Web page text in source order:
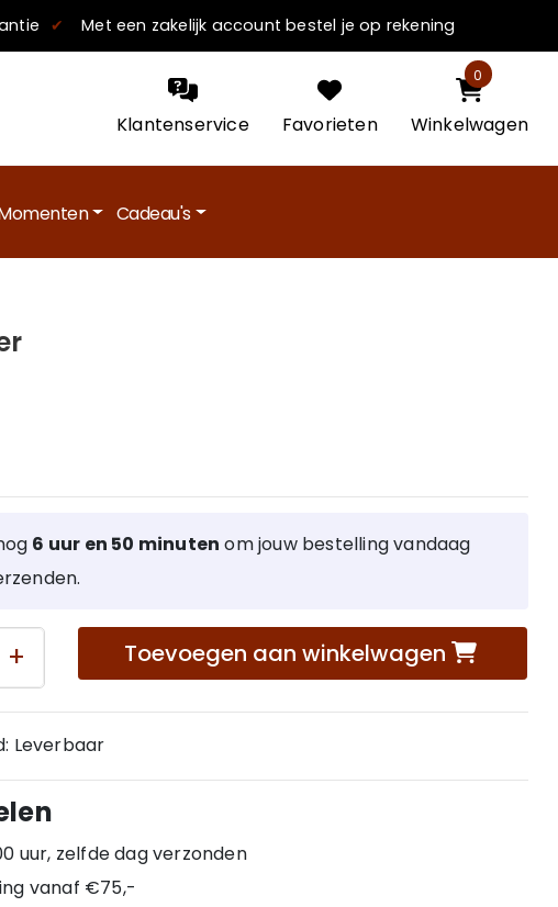
✔ Met een zakelijk account bestel je op rekening
Klantenservice Favorieten
0
Winkelwagen
Cadeau's
6 uur en 50 minuten om jouw bestelling vandaag
+ Toevoegen aan winkelwagen
Leverbaar
uur, zelfde dag verzonden
vanaf €75,-